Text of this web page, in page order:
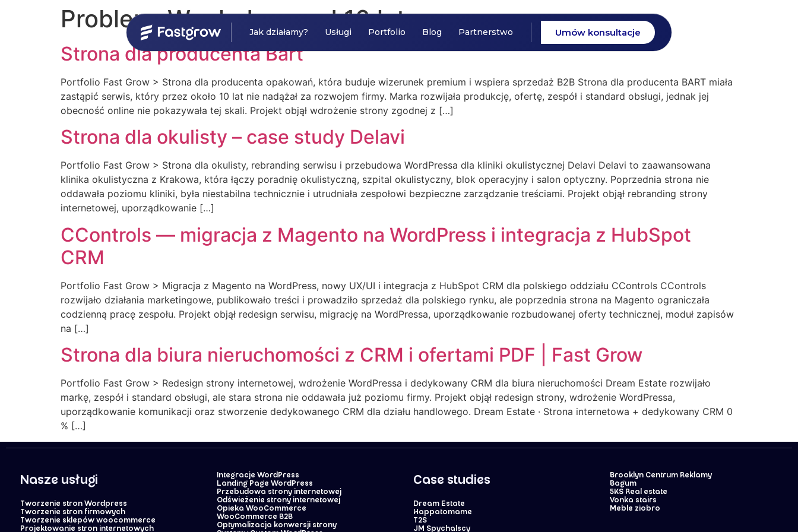
Jak działamy? Usługi Portfolio Blog Partnerstwo Umów konsultacje
Problem:Wygląd sprzed 10 lat
Strona dla producenta Bart
Portfolio Fast Grow > Strona dla producenta opakowań, która buduje wizerunek premium i wspiera sprzedaż B2B Strona dla producenta BART miała
zastąpić serwis, który przez około 10 lat nie nadążał za rozwojem firmy. Marka rozwijała produkcję, ofertę, zespół i standard obsługi, jednak jej
obecność online nie pokazywała tej skali. Projekt objął wdrożenie strony zgodnej z […]
Strona dla okulisty – case study Delavi
Portfolio Fast Grow > Strona dla okulisty, rebranding serwisu i przebudowa WordPressa dla kliniki okulistycznej Delavi Delavi to zaawansowana
klinika okulistyczna z Krakowa, która łączy poradnię okulistyczną, szpital okulistyczny, blok operacyjny i salon optyczny. Poprzednia strona nie
oddawała poziomu kliniki, była niestabilna technicznie i utrudniała zespołowi bezpieczne zarządzanie treściami. Projekt objął rebranding strony
internetowej, uporządkowanie […]
CControls — migracja z Magento na WordPress i integracja z HubSpot
CRM
Portfolio Fast Grow > Migracja z Magento na WordPress, nowy UX/UI i integracja z HubSpot CRM dla polskiego oddziału CControls CControls
rozwijało działania marketingowe, publikowało treści i prowadziło sprzedaż dla polskiego rynku, ale poprzednia strona na Magento ograniczała
codzienną pracę zespołu. Projekt objął redesign serwisu, migrację na WordPressa, uporządkowanie rozbudowanej oferty technicznej, moduł zapisów
na […]
Strona dla biura nieruchomości z CRM i ofertami PDF | Fast Grow
Portfolio Fast Grow > Redesign strony internetowej, wdrożenie WordPressa i dedykowany CRM dla biura nieruchomości Dream Estate rozwijało
markę, zespół i standard obsługi, ale stara strona nie oddawała już poziomu firmy. Projekt objął redesign strony, wdrożenie WordPressa,
uporządkowanie komunikacji oraz stworzenie dedykowanego CRM dla działu handlowego. Dream Estate · Strona internetowa + dedykowany CRM 0
% […]
Nasze usługi
Tworzenie stron Wordpress
Tworzenie stron firmowych
Tworzenie sklepów woocommerce
Projektowanie stron internetowych
Integracje WordPress
Landing Page WordPress
Przebudowa strony internetowej
Odświeżenie strony internetowej
Opieka WooCommerce
WooCommerce B2B
Optymalizacja konwersji strony
Case studies
Dream Estate
Happatomame
T2S
JM Spychalscy
Brooklyn Centrum Reklamy
Bagum
5KS Real estate
Vonka stairs
Meble ziobro